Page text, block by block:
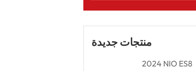
منتجات جديدة
2024 NIO ES8